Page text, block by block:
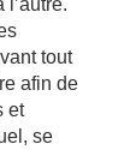
tout
afin de
et
se